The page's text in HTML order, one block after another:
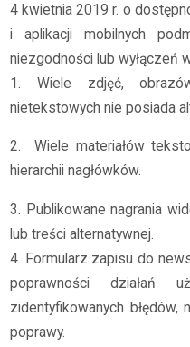
4 kwietnia 2019 r. o
i aplikacji mobilnych
niezgodności lub wyłączeń
1. Wiele zdjęć,
nietekstowych nie posiada
2.
Wiele materiałów
hierarchii nagłówków.
3. Publikowane nagrania
lub treści alternatywnej.
4. Formularz zapisu do
poprawności działań
zidentyfikowanych
poprawy.